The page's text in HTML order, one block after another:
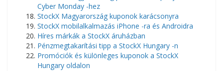
Cyber ​​Monday -hez
StockX Magyarország kuponok karácsonyra
StockX mobilalkalmazás iPhone -ra és Androidra
Híres márkák a StockX áruházban
Pénzmegtakarítási tipp a StockX Hungary -n
Promóciók és különleges kuponok a StockX
Hungary oldalon